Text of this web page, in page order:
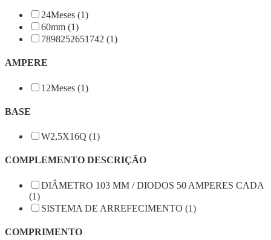
24Meses (1)
60mm (1)
7898252651742 (1)
AMPERE
12Meses (1)
BASE
W2,5X16Q (1)
COMPLEMENTO DESCRIÇÃO
DIÂMETRO 103 MM / DIODOS 50 AMPERES CADA
(1)
SISTEMA DE ARREFECIMENTO (1)
COMPRIMENTO